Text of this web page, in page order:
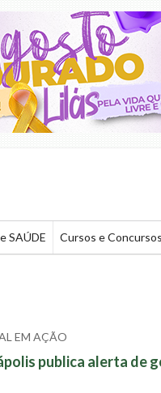
SAÚDE Cursos e Concursos
EM AÇÃO
publica alerta de